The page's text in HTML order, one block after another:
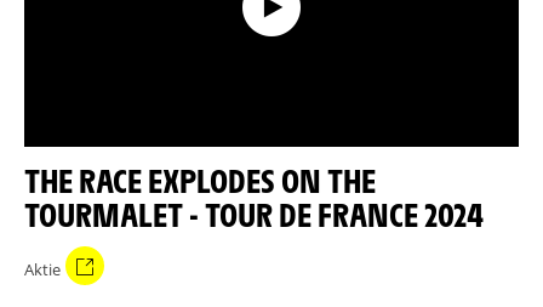
THE RACE EXPLODES ON THE
TOURMALET - TOUR DE FRANCE 2024
Aktie